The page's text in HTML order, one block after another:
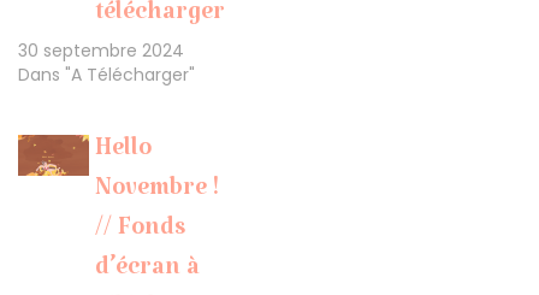
télécharger
30 septembre 2024
Dans "A Télécharger"
Hello
Novembre !
// Fonds
d’écran à